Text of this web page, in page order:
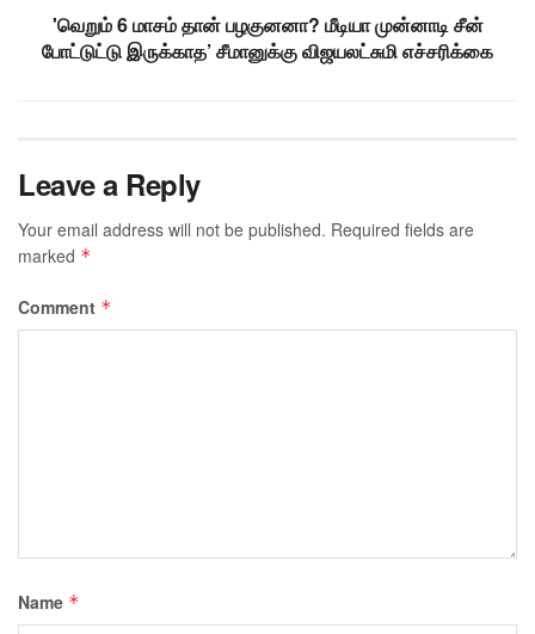
'வெறும் 6 மாசம் தான் பழகுனனா? மீடியா முன்னாடி சீன்
போட்டுட்டு இருக்காத’ சீமானுக்கு விஜயலட்சுமி எச்சரிக்கை
Leave a Reply
Your email address will not be published. Required fields are
marked *
Comment *
Name *